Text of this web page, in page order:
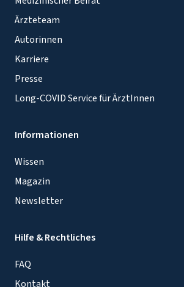
Ärzteteam
Autorinnen
Karriere
Presse
Long-COVID Service für ÄrztInnen
Informationen
Wissen
Magazin
Newsletter
Hilfe & Rechtliches
FAQ
Kontakt